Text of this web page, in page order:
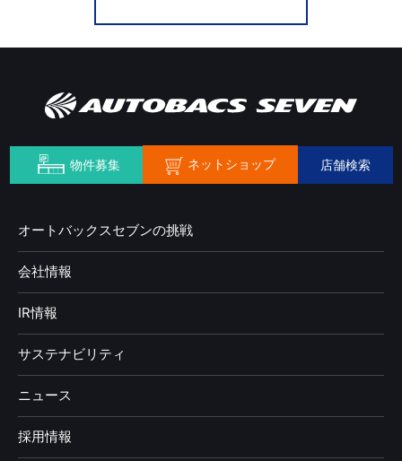
物件募集 ネットショップ 店舗検索
オートバックスセブンの挑戦
会社情報
IR情報
サステナビリティ
ニュース
採用情報